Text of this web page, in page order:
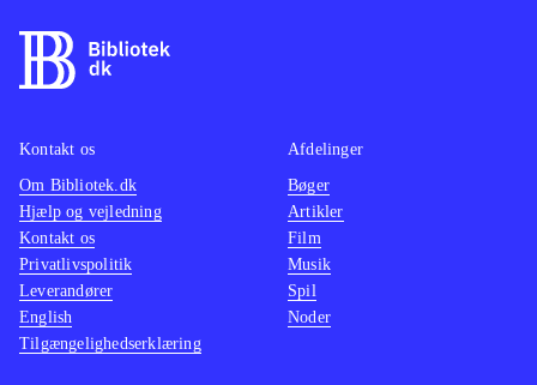
Kontakt os
Om Bibliotek.dk
Hjælp og vejledning
Kontakt os
Privatlivspolitik
Leverandører
English
Tilgængelighedserklæring
Afdelinger
Bøger
Artikler
Film
Musik
Spil
Noder